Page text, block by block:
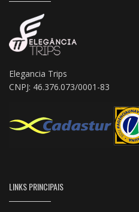
Elegancia Trips
CNPJ: 46.376.073/0001-83
LINKS PRINCIPAIS